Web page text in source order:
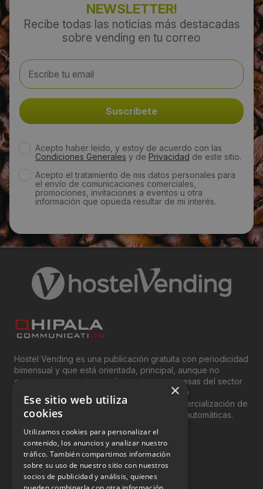
Código Postal:
Provincia:
País:
España
Teléfono:
622865418
sat.vendingtfe@gmail.com
Horario de contacto:
Comercial
Visitas a producto:
2342
Martes 25 Febrero 2014
NEWSLETTER!
Recibe todas las noticias más destacadas
sobre vending en tu correo
Acepto haber leído, y estoy de acuerdo con las
Condiciones Generales y de Privacidad de este sitio.
Acepto el tratamiento de mis datos personales para
el envío de comunicaciones comerciales,
promociones, invitaciones a eventos u otra
información que opueda resultar de mi interés.
Hostel Vending es una publicación gratuita con periodicidad
bimensual y que está orientada, principal, aunque no
exclusivamente, a los profesionales y empresas del sector
del “Vending”; nombre con el que se conoce
genéricamente entre profesionales a la comercialización de
productos y servicios a través de máquinas automáticas.
INFORMACIÓN LEGAL
Aviso Legal
×
Ese sitio web utiliza
cookies
Utilizamos cookies para personalizar el
contenido, los anuncios y analizar nuestro
tráfico. También compartimos información
sobre su uso de nuestro sitio con nuestros
socios de publicidad y análisis, quienes